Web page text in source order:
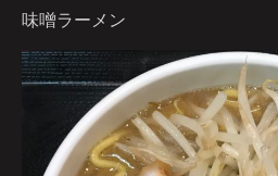
味噌ラーメン